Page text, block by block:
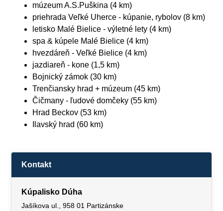
múzeum A.S.Puškina (4 km)
priehrada Veľké Uherce - kúpanie, rybolov (8 km)
letisko Malé Bielice - výletné lety (4 km)
spa & kúpele Malé Bielice (4 km)
hvezdáreň - Veľké Bielice (4 km)
jazdiareň - kone (1,5 km)
Bojnický zámok (30 km)
Trenčiansky hrad + múzeum (45 km)
Čičmany - ľudové domčeky (55 km)
Hrad Beckov (53 km)
Ilavský hrad (60 km)
Kontakt
Kúpalisko Dúha
Jašíkova ul., 958 01 Partizánske